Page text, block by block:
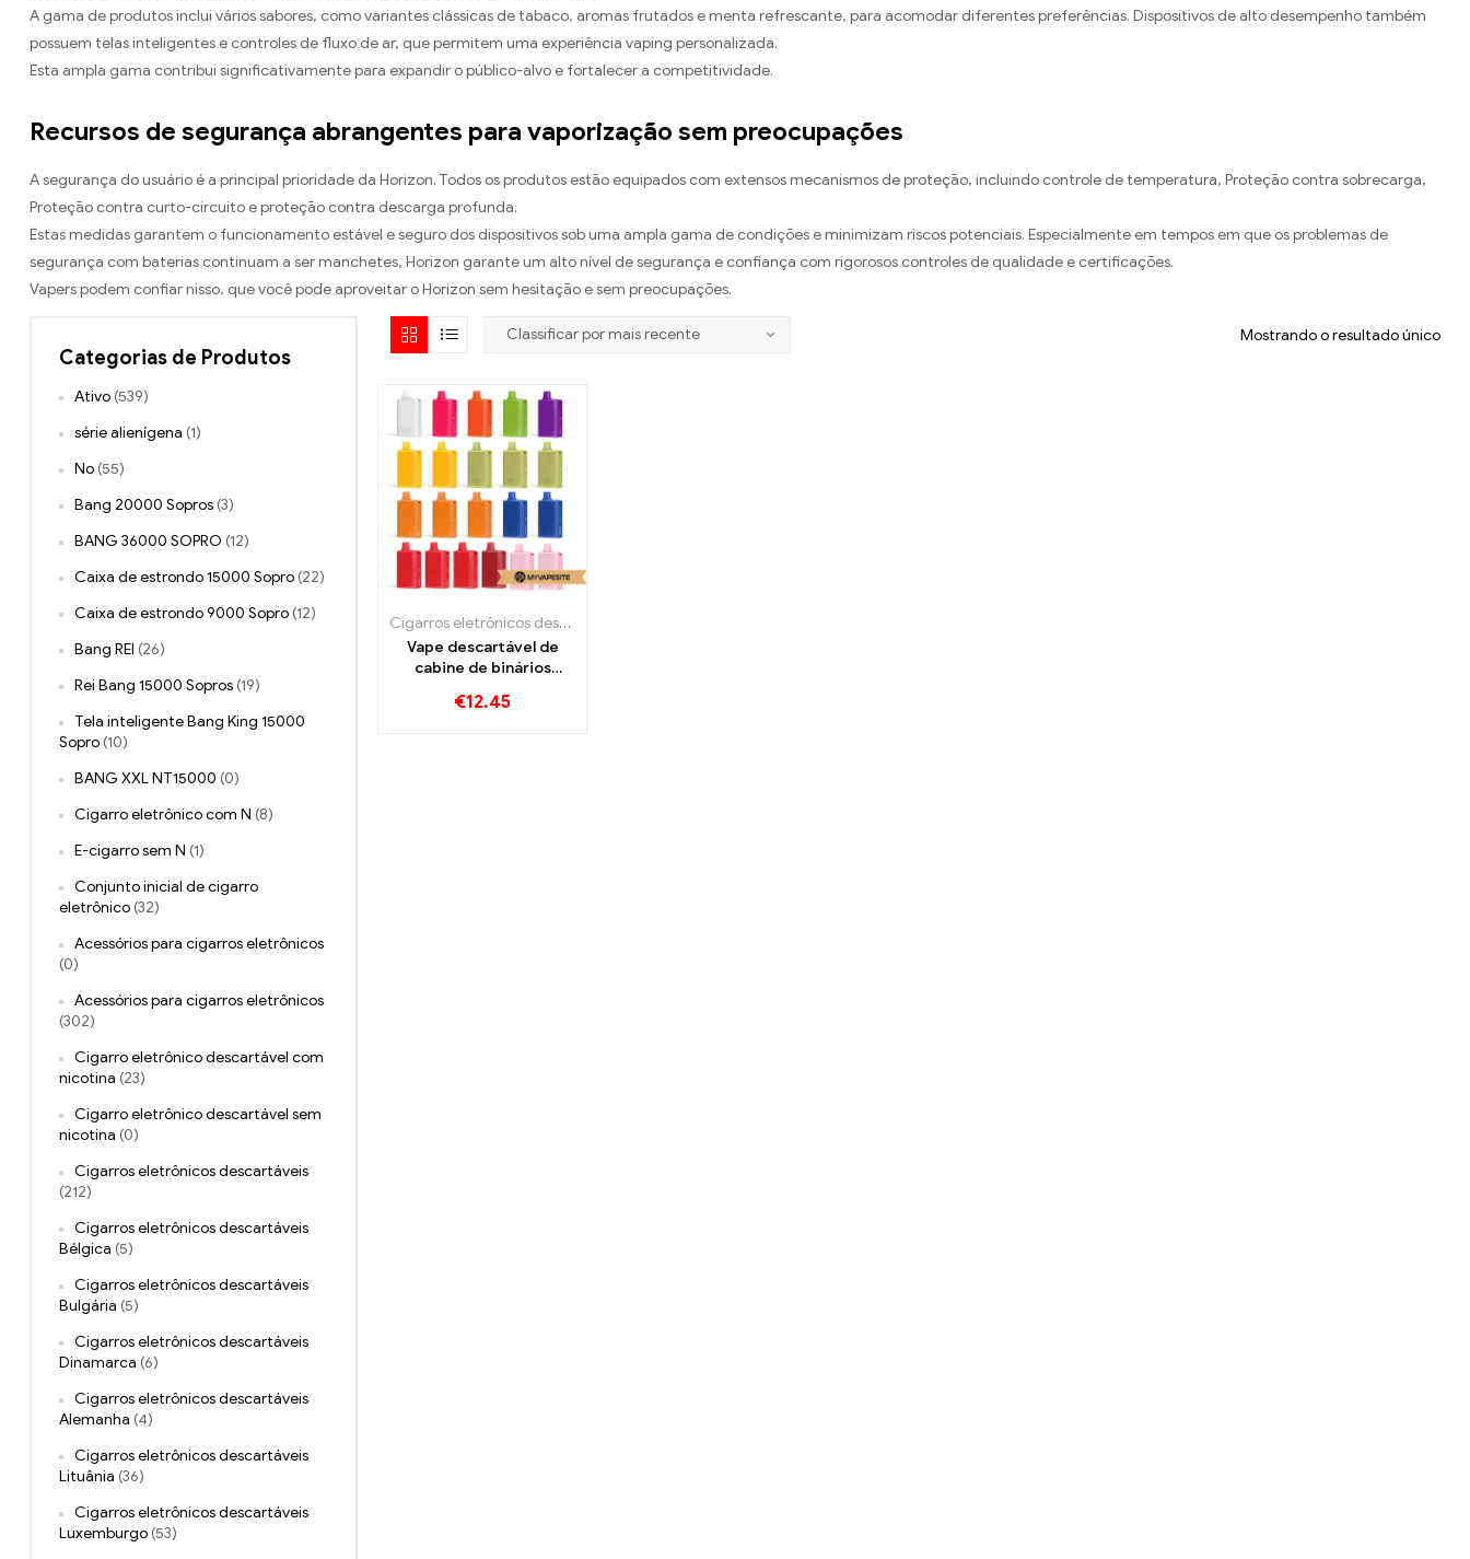
A gama de produtos inclui vários sabores, como variantes clássicas de tabaco, aromas frutados e menta refrescante, para acomodar diferentes preferências. Dispositivos de alto desempenho também
possuem telas inteligentes e controles de fluxo de ar, que permitem uma experiência vaping personalizada.
Esta ampla gama contribui significativamente para expandir o público-alvo e fortalecer a competitividade.
Recursos de segurança abrangentes para vaporização sem preocupações
A segurança do usuário é a principal prioridade da Horizon. Todos os produtos estão equipados com extensos mecanismos de proteção, incluindo controle de temperatura, Proteção contra sobrecarga,
Proteção contra curto-circuito e proteção contra descarga profunda.
Estas medidas garantem o funcionamento estável e seguro dos dispositivos sob uma ampla gama de condições e minimizam riscos potenciais. Especialmente em tempos em que os problemas de
segurança com baterias continuam a ser manchetes, Horizon garante um alto nível de segurança e confiança com rigorosos controles de qualidade e certificações.
Vapers podem confiar nisso, que você pode aproveitar o Horizon sem hesitação e sem preocupações.
Mostrando o resultado único
Cigarros eletrônicos descartáveis
Vape descartável de
cabine de binários
Sopros
€12.45
Categorias de Produtos
Ativo (539)
série alienígena (1)
No (55)
Bang 20000 Sopros (3)
BANG 36000 SOPRO (12)
Caixa de estrondo 15000 Sopro (22)
Caixa de estrondo 9000 Sopro (12)
Bang REI (26)
Rei Bang 15000 Sopros (19)
Tela inteligente Bang King 15000
Sopro (10)
BANG XXL NT15000 (0)
Cigarro eletrônico com N (8)
E-cigarro sem N (1)
Conjunto inicial de cigarro
eletrônico (32)
Acessórios para cigarros eletrônicos
(0)
Acessórios para cigarros eletrônicos
(302)
Cigarro eletrônico descartável com
nicotina (23)
Cigarro eletrônico descartável sem
nicotina (0)
Cigarros eletrônicos descartáveis
(212)
Cigarros eletrônicos descartáveis ​​
Bélgica (5)
Cigarros eletrônicos descartáveis ​​
Bulgária (5)
Cigarros eletrônicos descartáveis ​​
Dinamarca (6)
Cigarros eletrônicos descartáveis ​​
Alemanha (4)
Cigarros eletrônicos descartáveis ​​
Lituânia (36)
Cigarros eletrônicos descartáveis ​​
Luxemburgo (53)